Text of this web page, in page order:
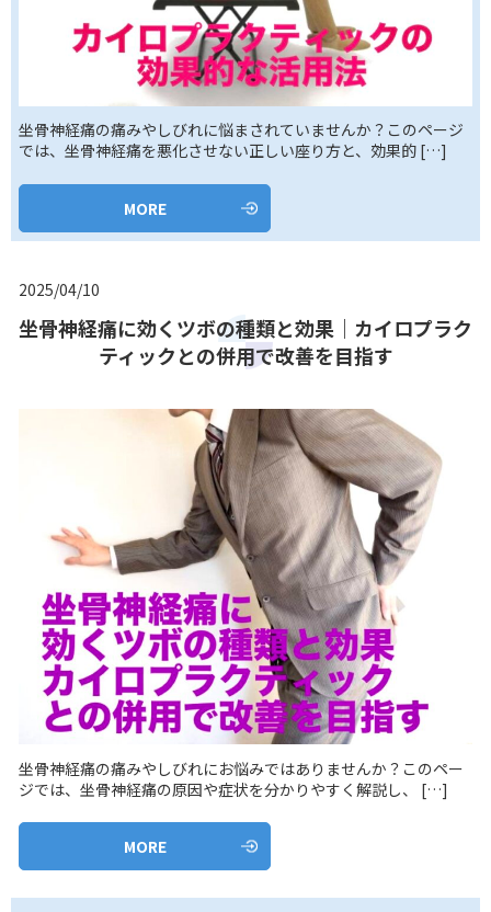
坐骨神経痛の痛みやしびれに悩まされていませんか？このページ
では、坐骨神経痛を悪化させない正しい座り方と、効果的 […]
MORE
2025/04/10
坐骨神経痛に効くツボの種類と効果｜カイロプラク
ティックとの併用で改善を目指す
坐骨神経痛の痛みやしびれにお悩みではありませんか？このペー
ジでは、坐骨神経痛の原因や症状を分かりやすく解説し、 […]
MORE